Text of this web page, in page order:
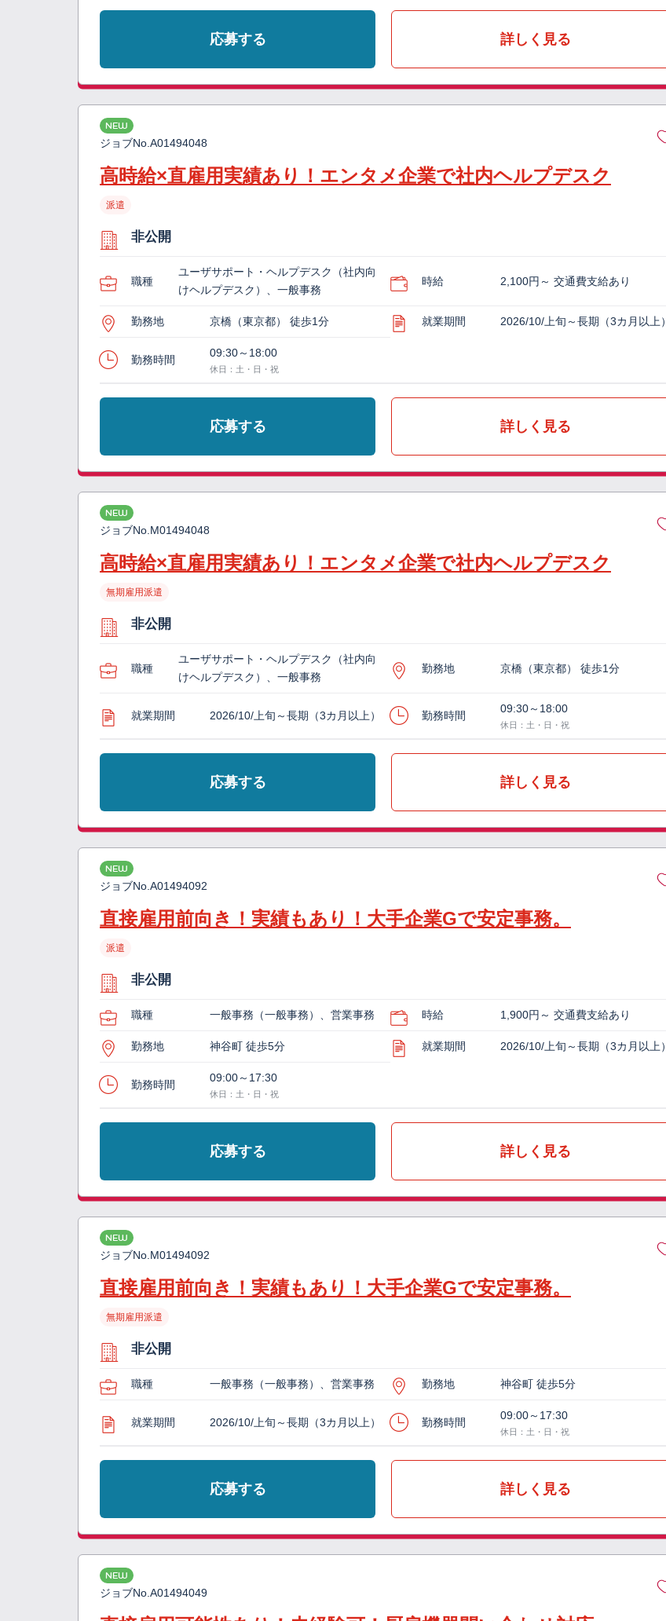
応募する 詳しく見る
NEW
ジョブNo. A01494048
高時給×直雇用実績あり！エンタメ企業で社内ヘルプデスク
派遣
非公開
職種
ユーザサポート・ヘルプデスク（社内向
けヘルプデスク）、一般事務
時給 2,100円～ 交通費支給あり
勤務地 京橋（東京都） 徒歩1分 就業期間 2026/10/上旬～長期（3カ月以上）
勤務時間
09:30～18:00
休日：土・日・祝
応募する 詳しく見る
NEW
ジョブNo. M01494048
高時給×直雇用実績あり！エンタメ企業で社内ヘルプデスク
無期雇用派遣
非公開
職種
ユーザサポート・ヘルプデスク（社内向
けヘルプデスク）、一般事務
勤務地 京橋（東京都） 徒歩1分
就業期間 2026/10/上旬～長期（3カ月以上） 勤務時間
09:30～18:00
休日：土・日・祝
応募する 詳しく見る
NEW
ジョブNo. A01494092
直接雇用前向き！実績もあり！大手企業Gで安定事務。
派遣
非公開
職種 一般事務（一般事務）、営業事務 時給 1,900円～ 交通費支給あり
勤務地 神谷町 徒歩5分 就業期間 2026/10/上旬～長期（3カ月以上）
勤務時間
09:00～17:30
休日：土・日・祝
応募する 詳しく見る
NEW
ジョブNo. M01494092
直接雇用前向き！実績もあり！大手企業Gで安定事務。
無期雇用派遣
非公開
職種 一般事務（一般事務）、営業事務 勤務地 神谷町 徒歩5分
就業期間 2026/10/上旬～長期（3カ月以上） 勤務時間
09:00～17:30
休日：土・日・祝
応募する 詳しく見る
NEW
ジョブNo. A01494049